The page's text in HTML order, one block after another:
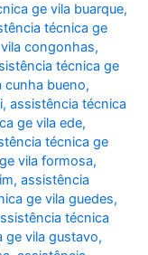
ge vila buarque,
técnica ge
congonhas,
técnica ge
cunha bueno,
,assistência técnica
ge vila ede,
técnica ge
vila formosa,
,assistência
ge vila guedes,
técnica
ge vila gustavo,